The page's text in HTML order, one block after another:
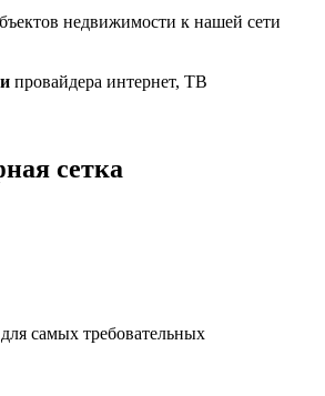
недвижимости к нашей сети
провайдера интернет, ТВ
сетка
самых требовательных